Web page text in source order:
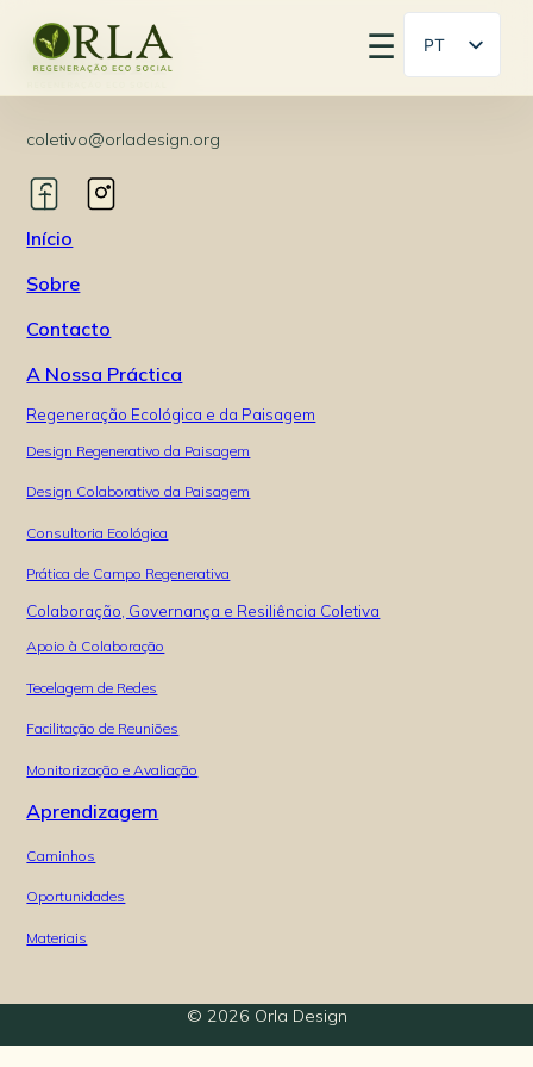
☰
PT
coletivo@orladesign.org
Início
Sobre
Contacto
A Nossa Práctica
Regeneração Ecológica e da Paisagem
Design Regenerativo da Paisagem
Design Colaborativo da Paisagem
Consultoria Ecológica
Prática de Campo Regenerativa
Colaboração, Governança e Resiliência Coletiva
Apoio à Colaboração
Tecelagem de Redes
Facilitação de Reuniões
Monitorização e Avaliação
Aprendizagem
Caminhos
Oportunidades
Materiais
© 2026 Orla Design